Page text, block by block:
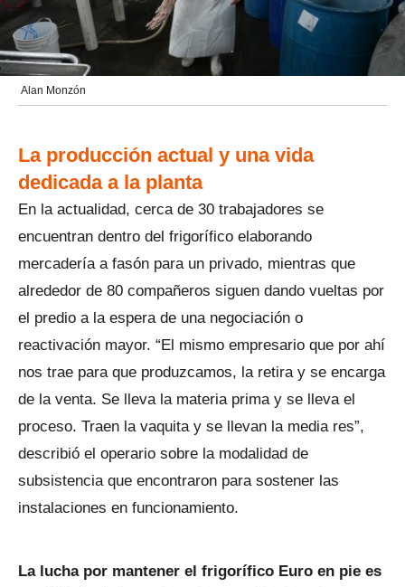
Alan Monzón
La producción actual y una vida
dedicada a la planta
En la actualidad, cerca de 30 trabajadores se
encuentran dentro del frigorífico elaborando
mercadería a fasón para un privado, mientras que
alrededor de 80 compañeros siguen dando vueltas por
el predio a la espera de una negociación o
reactivación mayor. “El mismo empresario que por ahí
nos trae para que produzcamos, la retira y se encarga
de la venta. Se lleva la materia prima y se lleva el
proceso. Traen la vaquita y se llevan la media res”,
describió el operario sobre la modalidad de
subsistencia que encontraron para sostener las
instalaciones en funcionamiento.
La lucha por mantener el frigorífico Euro en pie es